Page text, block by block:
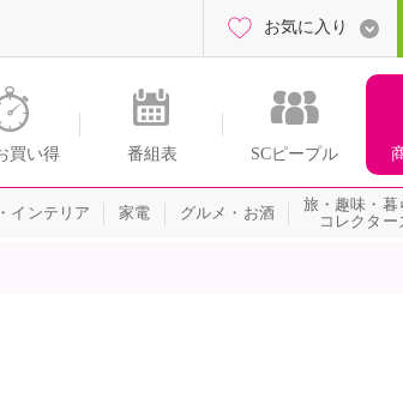
ャンネル
買い得 番組表 SCピープル
お気に入り
インテリア 家電 グルメ・お酒
旅・趣味・暮
コレクター